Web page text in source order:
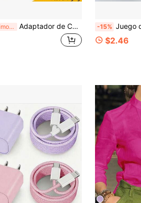
¡Últimos 3 días Adaptador de Cargador de Pared de 20W con Enchufe de EE. UU., Carga Rápida USB-C Tipo, con Cable de Carga Trenzado de Nailon USB-C a Tipo-C de 3.3FT/100cm de Largo, Compatible con IPhone 17 Pro Max/17 Pro/17/16 Pro Max/16 Pro/16/15 Pro Max/15 Pro/15 y talla grande Kit de Carga Portátil - Rosa/Púrpura/Azul/Blanco -15% Juego de Cargador Rápido de 20W [Cargador de Pared USB C +
$2.46